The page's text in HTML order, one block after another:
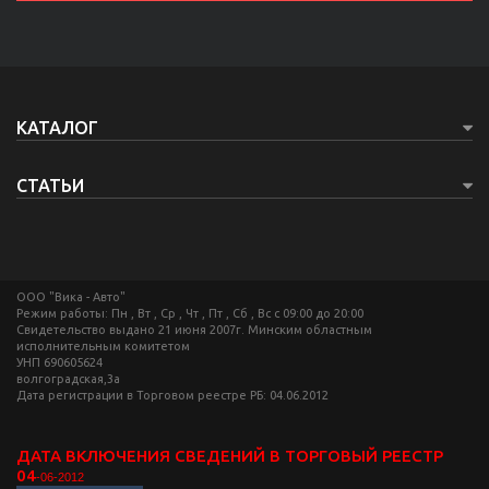
КАТАЛОГ
СТАТЬИ
ООО "Вика - Авто"
Режим работы: Пн , Вт , Ср , Чт , Пт , Сб , Вс c 09:00 до 20:00
Свидетельство выдано 21 июня 2007г. Минским областным
исполнительным комитетом
УНП 690605624
волгоградская,3а
Дата регистрации в Торговом реестре РБ: 04.06.2012
ДАТА ВКЛЮЧЕНИЯ СВЕДЕНИЙ В ТОРГОВЫЙ РЕЕСТР
04-06-2012